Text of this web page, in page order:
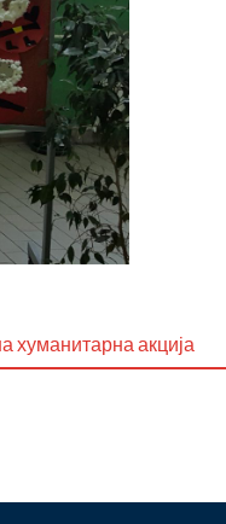
хуманитарна акција